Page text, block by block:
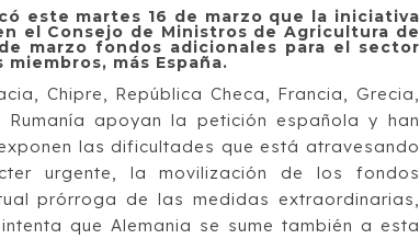
este martes 16 de marzo que la iniciativa
el Consejo de Ministros de Agricultura de
marzo fondos adicionales para el sector
más España.
Chipre, República Checa, Francia, Grecia,
apoyan la petición española y han
las dificultades que está atravesando
urgente, la movilización de los fondos
prórroga de las medidas extraordinarias,
que Alemania se sume también a esta